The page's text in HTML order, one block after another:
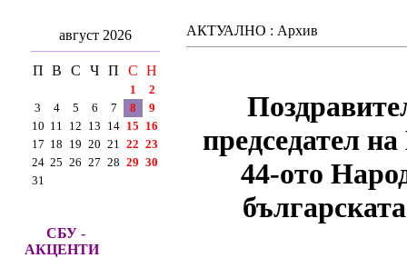
август 2026
П В С Ч П С Н
1
2
3
4 5 6 7 8
9
10 11 12 13 14 15 16
17 18 19 20 21 22 23
24 25 26 27 28 29 30
31
СБУ -
АКЦЕНТИ
АКТУАЛНО : Архив
председател
44-ото